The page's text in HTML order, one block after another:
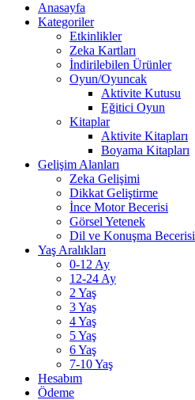
Anasayfa
Kategoriler
Etkinlikler
Zeka Kartları
İndirilebilen Ürünler
Oyun/Oyuncak
Aktivite Kutusu
Eğitici Oyun
Kitaplar
Aktivite Kitapları
Boyama Kitapları
Gelişim Alanları
Zeka Gelişimi
Dikkat Geliştirme
İnce Motor Becerisi
Görsel Yetenek
Dil ve Konuşma Becerisi
Yaş Aralıkları
0-12 Ay
12-24 Ay
2 Yaş
3 Yaş
4 Yaş
5 Yaş
6 Yaş
7-10 Yaş
Hesabım
Ödeme